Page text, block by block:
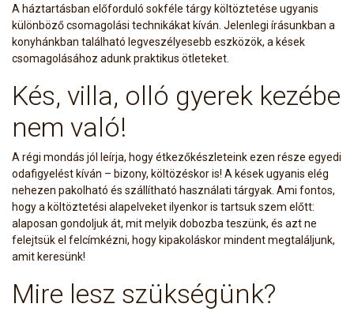
A háztartásban előforduló sokféle tárgy költöztetése ugyanis
különböző csomagolási technikákat kíván. Jelenlegi írásunkban a
konyhánkban található legveszélyesebb eszközök, a kések
csomagolásához adunk praktikus ötleteket.
Kés, villa, olló gyerek kezébe
nem való!
A régi mondás jól leírja, hogy étkezőkészleteink ezen része egyedi
odafigyelést kíván – bizony, költözéskor is! A kések ugyanis elég
nehezen pakolható és szállítható használati tárgyak. Ami fontos,
hogy a költöztetési alapelveket ilyenkor is tartsuk szem előtt:
alaposan gondoljuk át, mit melyik dobozba teszünk, és azt ne
felejtsük el felcímkézni, hogy kipakoláskor mindent megtaláljunk,
amit keresünk!
Mire lesz szükségünk?